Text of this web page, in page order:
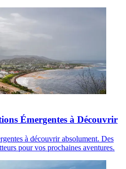
Émergentes à Découvrir
à découvrir absolument. Des
pour vos prochaines aventures.